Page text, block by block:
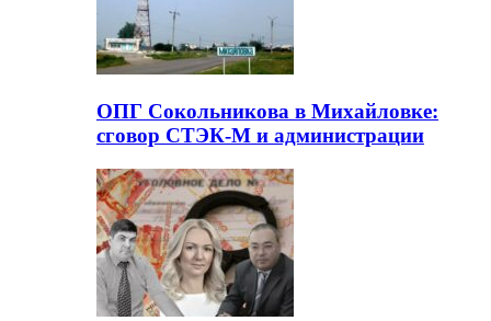
ОПГ Сокольникова в Михайловке:
сговор СТЭК-М и администрации